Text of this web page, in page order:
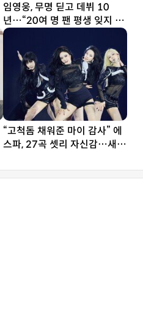
임영웅, 무명 딛고 데뷔 10
년…“20여 명 팬 평생 잊지 못
해”
“고척돔 채워준 마이 감사” 에
스파, 27곡 셋리 자신감…새